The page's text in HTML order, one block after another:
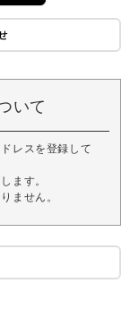
いて
レスを登録して
ます。
ません。